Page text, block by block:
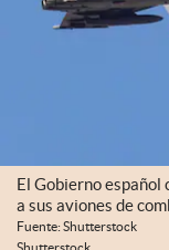
El Gobierno
a sus aviones de
Fuente: Shutterstock